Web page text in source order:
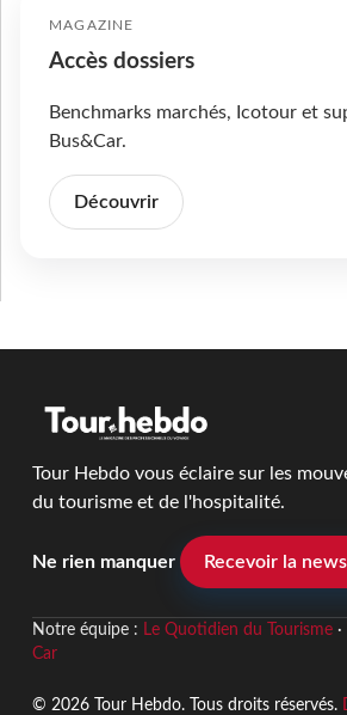
MAGAZINE
Accès dossiers
Benchmarks marchés, Icotour et
Bus&Car.
Découvrir
Tour Hebdo vous éclaire sur les
du tourisme et de l'hospitalité.
Ne rien manquer Recevoir la
Notre équipe : Le Quotidien du Tourisme·
Car
© 2026 Tour Hebdo. Tous droits réservés.